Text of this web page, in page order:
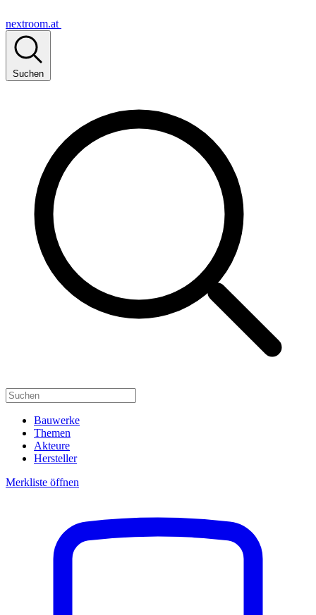
nextroom.at
Suchen
Bauwerke
Themen
Akteure
Hersteller
Merkliste öffnen